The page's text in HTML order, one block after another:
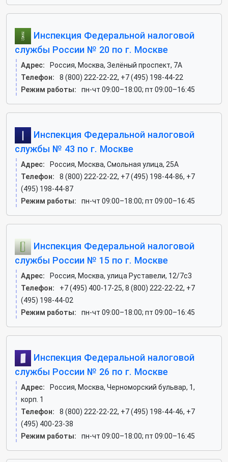
Инспекция Федеральной налоговой
службы России № 20 по г. Москве
Адрес:
Россия, Москва, Зелёный проспект, 7А
Телефон:
8 (800) 222-22-22, +7 (495) 198-44-22
Режим работы:
пн-чт 09:00–18:00; пт 09:00–16:45
Инспекция Федеральной налоговой
службы № 43 по г. Москве
Адрес:
Россия, Москва, Смольная улица, 25А
Телефон:
8 (800) 222-22-22, +7 (495) 198-44-86, +7
(495) 198-44-87
Режим работы:
пн-чт 09:00–18:00; пт 09:00–16:45
Инспекция Федеральной налоговой
службы России № 15 по г. Москве
Адрес:
Россия, Москва, улица Руставели, 12/7с3
Телефон:
+7 (495) 400-17-25, 8 (800) 222-22-22, +7
(495) 198-44-02
Режим работы:
пн-чт 09:00–18:00; пт 09:00–16:45
Инспекция Федеральной налоговой
службы России № 26 по г. Москве
Адрес:
Россия, Москва, Черноморский бульвар, 1,
корп. 1
Телефон:
8 (800) 222-22-22, +7 (495) 198-44-46, +7
(495) 400-23-38
Режим работы:
пн-чт 09:00–18:00; пт 09:00–16:45